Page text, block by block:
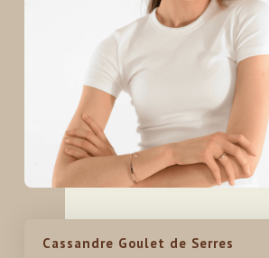
Cassandre Goulet de Serres